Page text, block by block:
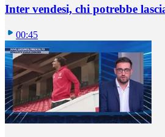
Inter vendesi, chi potrebbe
00:45